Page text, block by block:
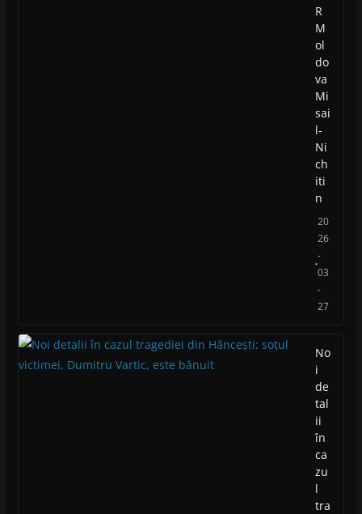
R
M
ol
do
va
Mi
sai
l-
Ni
ch
iti
n
20
26
-
03
-
27
No
i
de
tal
ii
în
ca
zu
l
tra